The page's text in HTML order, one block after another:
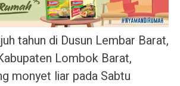
tahun di Dusun Lembar Barat,
Lombok Barat,
monyet liar pada Sabtu